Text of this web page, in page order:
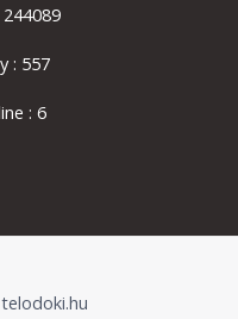
: 557
: 6